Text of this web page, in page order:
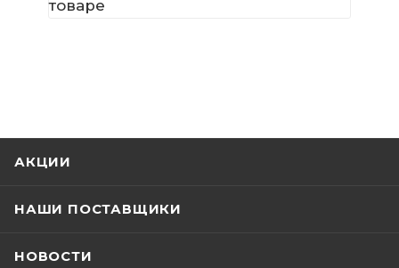
товаре
АКЦИИ
НАШИ ПОСТАВЩИКИ
НОВОСТИ